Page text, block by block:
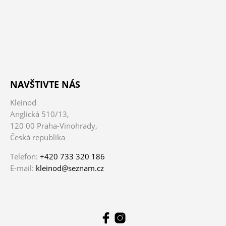
NAVŠTIVTE NÁS
Kleinod
Anglická 510/13,
120 00 Praha-Vinohrady,
Česká republika
Telefon: +420 733 320 186
E-mail: kleinod@seznam.cz